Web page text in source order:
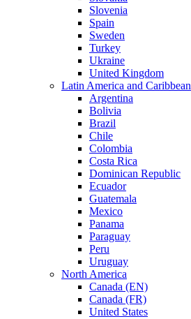
Slovenia
Spain
Sweden
Turkey
Ukraine
United Kingdom
Latin America and Caribbean
Argentina
Bolivia
Brazil
Chile
Colombia
Costa Rica
Dominican Republic
Ecuador
Guatemala
Mexico
Panama
Paraguay
Peru
Uruguay
North America
Canada (EN)
Canada (FR)
United States